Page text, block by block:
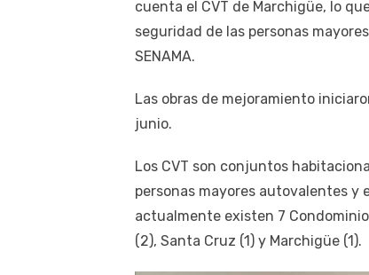
cuenta el CVT de Marchigüe, lo
seguridad de las personas
SENAMA.
Las obras de mejoramiento
junio.
Los CVT son conjuntos
personas mayores autovalentes y
actualmente existen 7
(2), Santa Cruz (1) y Marchigüe (1).